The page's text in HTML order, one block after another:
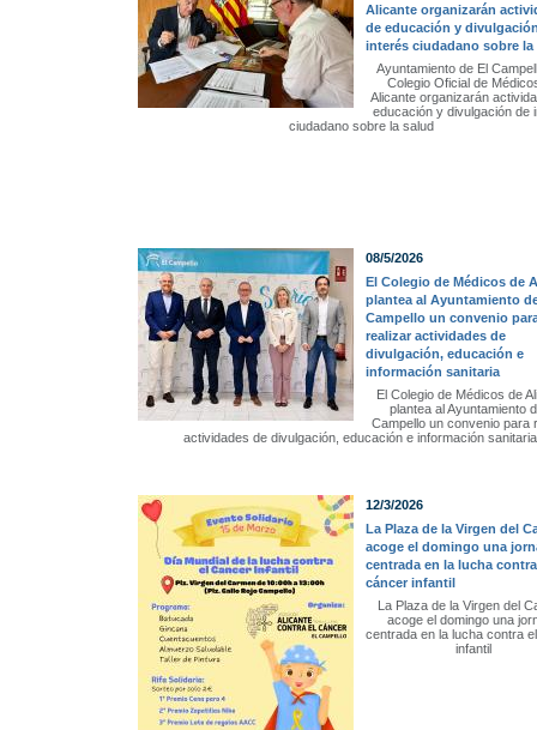
Alicante organizarán
de educación y
interés ciudadano sobre la
Ayuntamiento de El
Colegio Oficial de
Alicante organizarán
educación y divulgación de
ciudadano sobre la salud
08/5/2026
El Colegio de Médicos de
plantea al Ayuntamiento
Campello un convenio
realizar actividades de
divulgación, educación e
información sanitaria
El Colegio de Médicos de
plantea al Ayuntamiento
Campello un convenio para
actividades de divulgación, educación e información sanitaria
12/3/2026
La Plaza de la Virgen del
acoge el domingo una
centrada en la lucha
cáncer infantil
La Plaza de la Virgen del
acoge el domingo una
centrada en la lucha contra
infantil